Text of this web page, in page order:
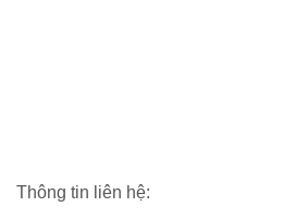
Thông tin liên hệ: